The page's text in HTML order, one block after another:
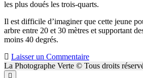
les plus doués les trois-quarts.
Il est difficile d’imaginer que cette jeune
arbre entre 20 et 30 mètres et supportant
moins 40 degrés.
Laisser un Commentaire
La Photographe Verte © Tous droits
Défilement